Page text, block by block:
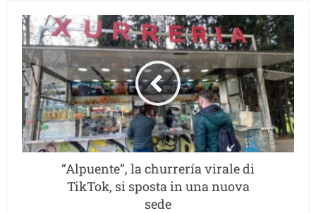
“Alpuente”, la churrería virale di
TikTok, si sposta in una nuova
sede